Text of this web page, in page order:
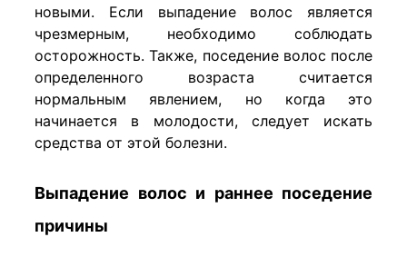
новыми. Если выпадение волос является
чрезмерным, необходимо соблюдать
осторожность. Также, поседение волос после
определенного возраста считается
нормальным явлением, но когда это
начинается в молодости, следует искать
средства от этой болезни.
Выпадение волос и раннее поседение
причины